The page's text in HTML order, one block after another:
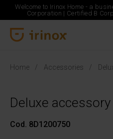
Welcome to Irinox Home - a
Corporation | Certified B
Home Accessories
Deluxe
Cod. 8D1200750